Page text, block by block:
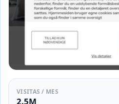
VISITAS / MES
2.5M